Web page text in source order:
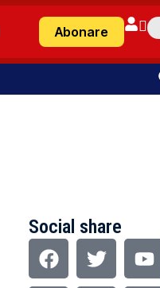
Abonare
Social share